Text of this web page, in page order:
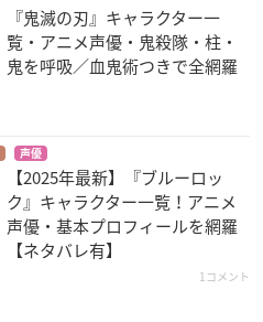
『鬼滅の刃』キャラクター一
覧・アニメ声優・鬼殺隊・柱・
鬼を呼吸／血鬼術つきで全網羅
声優
【2025年最新】『ブルーロッ
ク』キャラクター一覧！アニメ
声優・基本プロフィールを網羅
【ネタバレ有】
1コメント